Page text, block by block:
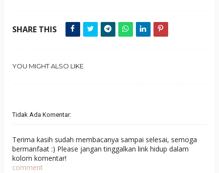
SHARE THIS
YOU MIGHT ALSO LIKE
Tidak Ada Komentar:
Terima kasih sudah membacanya sampai selesai, semoga
bermanfaat :) Please jangan tinggalkan link hidup dalam
kolom komentar!
comment